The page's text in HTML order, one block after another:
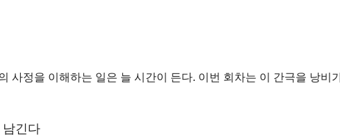
사정을 이해하는 일은 늘 시간이 든다. 이번 회차는 이 간극을 낭비
긴다